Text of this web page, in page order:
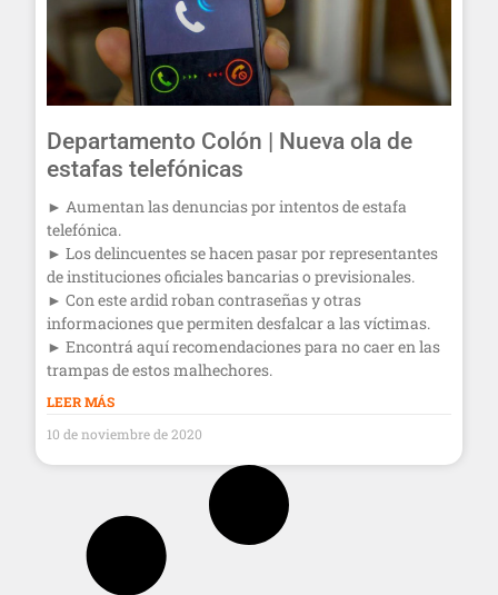
Departamento Colón | Nueva ola de
estafas telefónicas
► Aumentan las denuncias por intentos de estafa
telefónica.
► Los delincuentes se hacen pasar por representantes
de instituciones oficiales bancarias o previsionales.
► Con este ardid roban contraseñas y otras
informaciones que permiten desfalcar a las víctimas.
► Encontrá aquí recomendaciones para no caer en las
trampas de estos malhechores.
LEER MÁS
10 de noviembre de 2020